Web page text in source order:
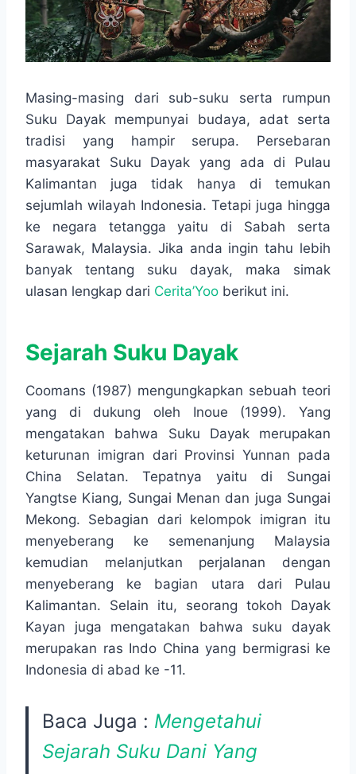
Masing-masing dari sub-suku serta rumpun
Suku Dayak mempunyai budaya, adat serta
tradisi yang hampir serupa. Persebaran
masyarakat Suku Dayak yang ada di Pulau
Kalimantan juga tidak hanya di temukan
sejumlah wilayah Indonesia. Tetapi juga hingga
ke negara tetangga yaitu di Sabah serta
Sarawak, Malaysia. Jika anda ingin tahu lebih
banyak tentang suku dayak, maka simak
ulasan lengkap dari Cerita’Yoo berikut ini.
Sejarah Suku Dayak
Coomans (1987) mengungkapkan sebuah teori
yang di dukung oleh Inoue (1999). Yang
mengatakan bahwa Suku Dayak merupakan
keturunan imigran dari Provinsi Yunnan pada
China Selatan. Tepatnya yaitu di Sungai
Yangtse Kiang, Sungai Menan dan juga Sungai
Mekong. Sebagian dari kelompok imigran itu
menyeberang ke semenanjung Malaysia
kemudian melanjutkan perjalanan dengan
menyeberang ke bagian utara dari Pulau
Kalimantan. Selain itu, seorang tokoh Dayak
Kayan juga mengatakan bahwa suku dayak
merupakan ras Indo China yang bermigrasi ke
Indonesia di abad ke -11.
Baca Juga : Mengetahui
Sejarah Suku Dani Yang